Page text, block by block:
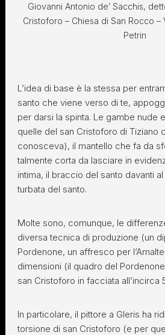
Giovanni Antonio de’ Sacchis,
Cristoforo – Chiesa di San Rocco –
Petrin
L’idea di base è la stessa per
santo che viene verso di te,
per darsi la spinta. Le gambe nude
quelle del san Cristoforo di Tiziano
conosceva), il mantello che fa da
talmente corta da lasciare in
intima, il braccio del santo davanti
turbata del santo.
Molte sono, comunque, le
diversa tecnica di produzione (un
Pordenone, un affresco per
dimensioni (il quadro del
san Cristoforo in facciata all’incirca
In particolare, il pittore a Gleris ha
torsione di san Cristoforo (e per